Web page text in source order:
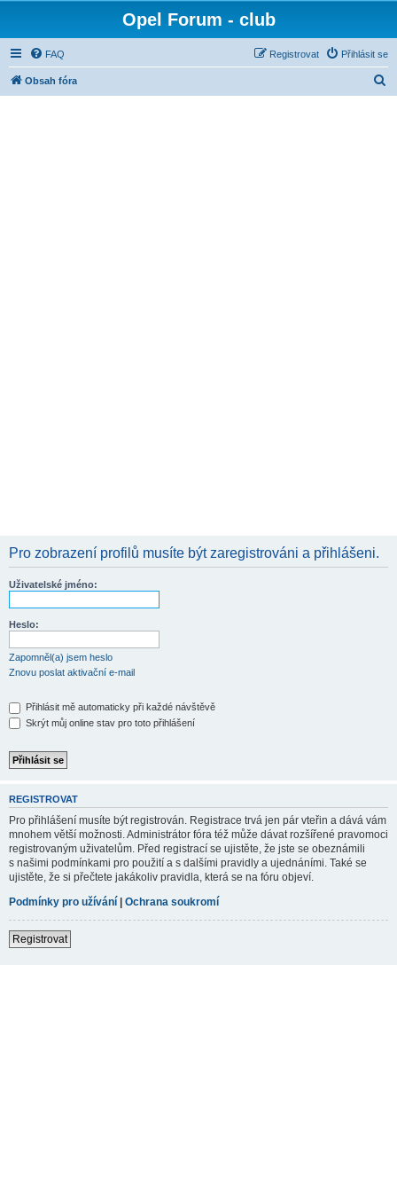
Opel Forum - club
FAQ Přihlásit se
Registrovat
Obsah fóra
Pro zobrazení profilů musíte být zaregistrováni a přihlášeni.
Uživatelské jméno:
Heslo:
Zapomněl(a) jsem heslo
Znovu poslat aktivační e-mail
Přihlásit mě automaticky při každé návštěvě
Skrýt můj online stav pro toto přihlášení
REGISTROVAT
Pro přihlášení musíte být registrován. Registrace trvá jen pár vteřin a dává vám
mnohem větší možnosti. Administrátor fóra též může dávat rozšířené pravomoci
registrovaným uživatelům. Před registrací se ujistěte, že jste se obeznámili
s našimi podmínkami pro použití a s dalšími pravidly a ujednáními. Také se
ujistěte, že si přečtete jakákoliv pravidla, která se na fóru objeví.
Podmínky pro užívání | Ochrana soukromí
Registrovat